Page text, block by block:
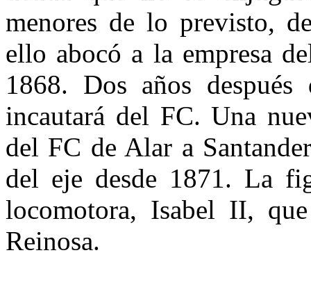
menores de lo previsto,
ello abocó a la empresa
1868. Dos años
incautará del FC. Una
del FC de Alar a
del eje desde 1871. La
locomotora, Isabel II,
Reinosa.